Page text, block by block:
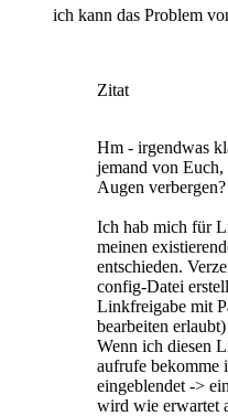
ich kann das Problem
Zitat
Hm - irgendwas
jemand von
Augen verbergen?
Ich hab mich für
meinen
entschieden.
config-Datei
Linkfreigabe mit
bearbeiten
Wenn ich diesen
aufrufe bekomme
eingeblendet ->
wird wie erwartet